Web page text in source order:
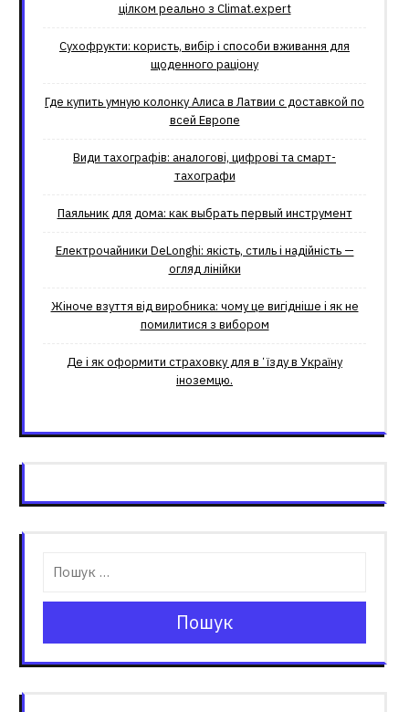
цілком реально з Climat.еxpert
Сухофрукти: користь, вибір і способи вживання для
щоденного раціону
Где купить умную колонку Алиса в Латвии с доставкой по
всей Европе
Види тахографів: аналогові, цифрові та смарт-
тахографи
Паяльник для дома: как выбрать первый инструмент
Електрочайники DeLonghi: якість, стиль і надійність —
огляд лінійки
Жіноче взуття від виробника: чому це вигідніше і як не
помилитися з вибором
Де і як оформити страховку для вʼїзду в Україну
іноземцю.
Пошук